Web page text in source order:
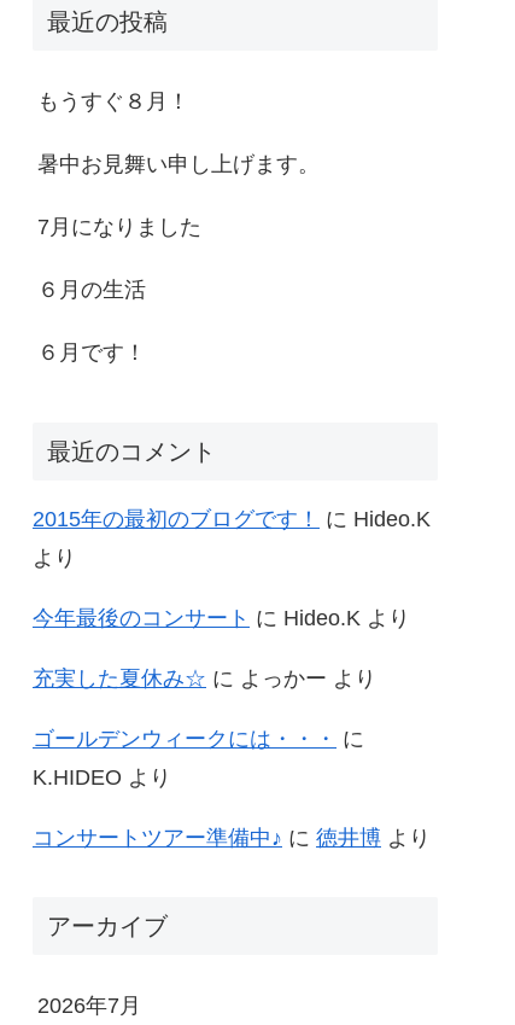
最近の投稿
もうすぐ８月！
暑中お見舞い申し上げます。
7月になりました
６月の生活
６月です！
最近のコメント
2015年の最初のブログです！ に Hideo.K
より
今年最後のコンサート に Hideo.K より
充実した夏休み☆ に よっかー より
ゴールデンウィークには・・・
に
K.HIDEO より
コンサートツアー準備中♪ に 徳井博 より
アーカイブ
2026年7月